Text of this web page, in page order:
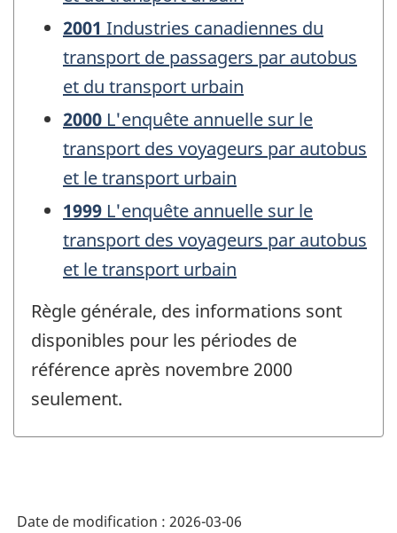
2001 Industries canadiennes du
transport de passagers par autobus
et du transport urbain
2000 L'enquête annuelle sur le
transport des voyageurs par autobus
et le transport urbain
1999 L'enquête annuelle sur le
transport des voyageurs par autobus
et le transport urbain
Règle générale, des informations sont
disponibles pour les périodes de
référence après novembre 2000
seulement.
Date de modification : 2026-03-06